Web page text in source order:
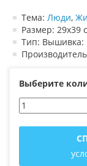
Тема: Люди,
Размер: 29х39
Тип: Вышивка:
Выберите